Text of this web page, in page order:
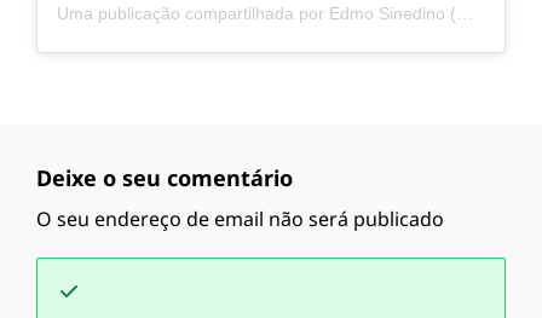
Deixe o seu comentário
O seu endereço de email não será publicado